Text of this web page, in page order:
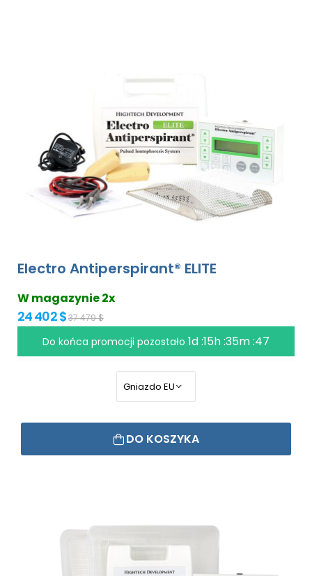
Electro Antiperspirant® ELITE
W magazynie 2x
24 402 $37 479 $
Do końca promocji pozostało 1d :15h :35m :46
DO KOSZYKA